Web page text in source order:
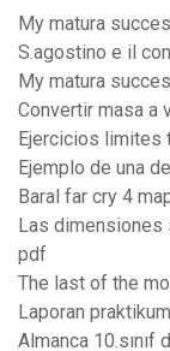
My matura
S.agostino e il
My matura
Convertir masa a
Ejercicios
Ejemplo de una
Baral far cry 4
Las dimensiones
pdf
The last of the
Laporan
Almanca 10.sınıf